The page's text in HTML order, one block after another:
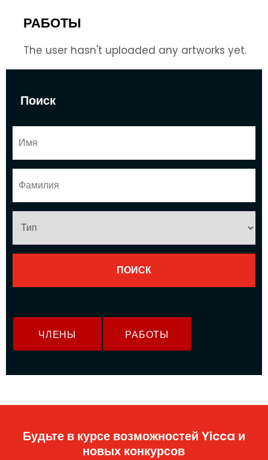
Поиск
ЧЛЕНЫ РАБОТЫ
РАБОТЫ
The user hasn't uploaded any artworks yet.
Будьте в курсе возможностей Yicca и
новых конкурсов